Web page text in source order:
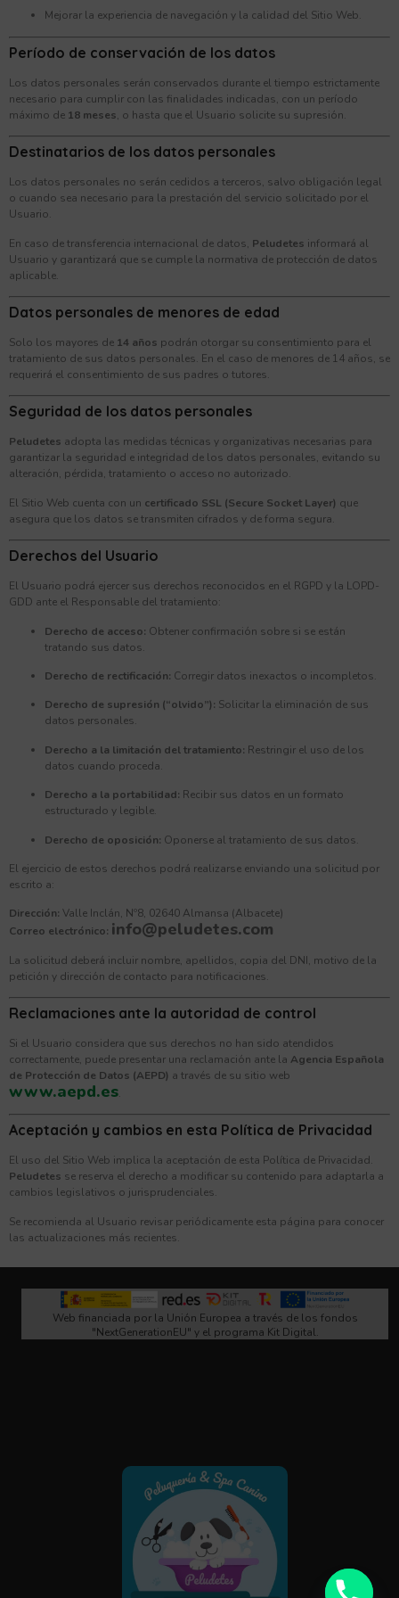
Mejorar la experiencia de navegación y la calidad del Sitio Web.
Período de conservación de los datos
Los datos personales serán conservados durante el tiempo estrictamente
necesario para cumplir con las finalidades indicadas, con un período
máximo de 18 meses, o hasta que el Usuario solicite su supresión.
Destinatarios de los datos personales
Los datos personales no serán cedidos a terceros, salvo obligación legal
o cuando sea necesario para la prestación del servicio solicitado por el
Usuario.
En caso de transferencia internacional de datos, Peludetes informará al
Usuario y garantizará que se cumple la normativa de protección de datos
aplicable.
Datos personales de menores de edad
Solo los mayores de 14 años podrán otorgar su consentimiento para el
tratamiento de sus datos personales. En el caso de menores de 14 años, se
requerirá el consentimiento de sus padres o tutores.
Seguridad de los datos personales
Peludetes adopta las medidas técnicas y organizativas necesarias para
garantizar la seguridad e integridad de los datos personales, evitando su
alteración, pérdida, tratamiento o acceso no autorizado.
El Sitio Web cuenta con un certificado SSL (Secure Socket Layer) que
asegura que los datos se transmiten cifrados y de forma segura.
Derechos del Usuario
El Usuario podrá ejercer sus derechos reconocidos en el RGPD y la LOPD-
GDD ante el Responsable del tratamiento:
Derecho de acceso: Obtener confirmación sobre si se están
tratando sus datos.
Derecho de rectificación: Corregir datos inexactos o incompletos.
Derecho de supresión (“olvido”): Solicitar la eliminación de sus
datos personales.
Derecho a la limitación del tratamiento: Restringir el uso de los
datos cuando proceda.
Derecho a la portabilidad: Recibir sus datos en un formato
estructurado y legible.
Derecho de oposición: Oponerse al tratamiento de sus datos.
El ejercicio de estos derechos podrá realizarse enviando una solicitud por
escrito a:
Dirección: Valle Inclán, Nº8, 02640 Almansa (Albacete)
Correo electrónico: info@peludetes.com
La solicitud deberá incluir nombre, apellidos, copia del DNI, motivo de la
petición y dirección de contacto para notificaciones.
Reclamaciones ante la autoridad de control
Si el Usuario considera que sus derechos no han sido atendidos
correctamente, puede presentar una reclamación ante la Agencia Española
de Protección de Datos (AEPD) a través de su sitio web
www.aepd.es.
Aceptación y cambios en esta Política de Privacidad
El uso del Sitio Web implica la aceptación de esta Política de Privacidad.
Peludetes se reserva el derecho a modificar su contenido para adaptarla a
cambios legislativos o jurisprudenciales.
Se recomienda al Usuario revisar periódicamente esta página para conocer
las actualizaciones más recientes.
Web financiada por la Unión Europea a través de los fondos
"NextGenerationEU" y el programa Kit Digital.